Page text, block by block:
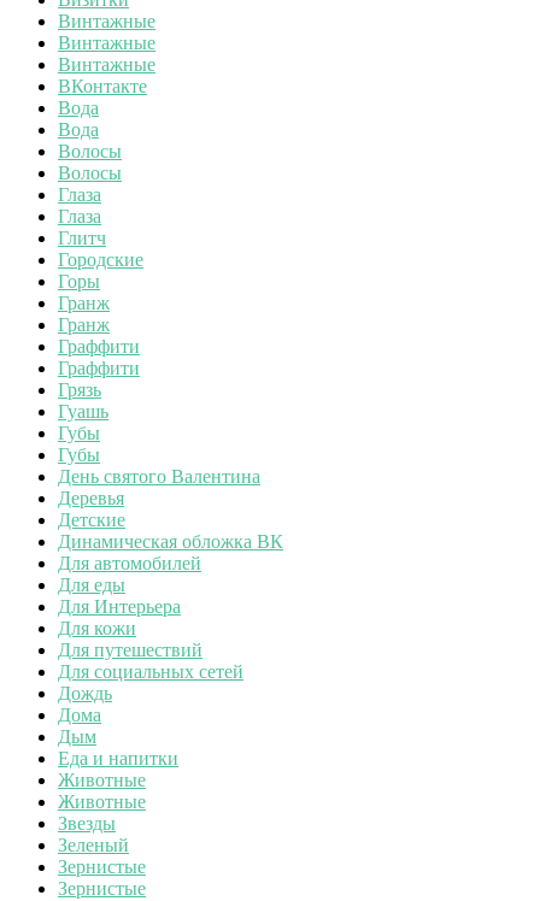
Винтажные
Винтажные
Винтажные
ВКонтакте
Вода
Вода
Волосы
Волосы
Глаза
Глаза
Глитч
Городские
Горы
Гранж
Гранж
Граффити
Граффити
Грязь
Гуашь
Губы
Губы
День святого Валентина
Деревья
Детские
Динамическая обложка ВК
Для автомобилей
Для еды
Для Интерьера
Для кожи
Для путешествий
Для социальных сетей
Дождь
Дома
Дым
Еда и напитки
Животные
Животные
Звезды
Зеленый
Зернистые
Зернистые